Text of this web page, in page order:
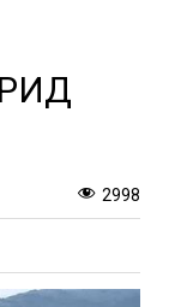
2998